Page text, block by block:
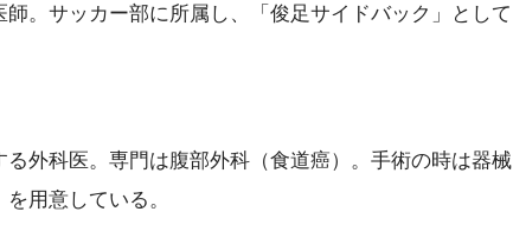
。サッカー部に所属し、「俊足サイドバック」として
外科医。専門は腹部外科（食道癌）。手術の時は器械
用意している。